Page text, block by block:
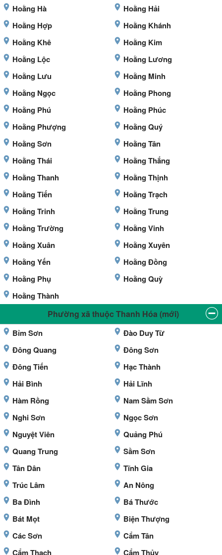
Hoằng Hà
Hoằng Hải
Hoằng Hợp
Hoằng Khánh
Hoằng Khê
Hoằng Kim
Hoằng Lộc
Hoằng Lương
Hoằng Lưu
Hoằng Minh
Hoằng Ngọc
Hoằng Phong
Hoằng Phú
Hoằng Phúc
Hoằng Phượng
Hoằng Quý
Hoằng Sơn
Hoằng Tân
Hoằng Thái
Hoằng Thắng
Hoằng Thanh
Hoằng Thịnh
Hoằng Tiến
Hoằng Trạch
Hoằng Trinh
Hoằng Trung
Hoằng Trường
Hoằng Vinh
Hoằng Xuân
Hoằng Xuyên
Hoằng Yến
Hoằng Đồng
Hoằng Phụ
Hoằng Quỳ
Hoằng Thành
Phường xã thuộc Thanh Hóa (mới)
Bỉm Sơn
Đào Duy Từ
Đông Quang
Đông Sơn
Đông Tiến
Hạc Thành
Hải Bình
Hải Lĩnh
Hàm Rồng
Nam Sầm Sơn
Nghi Sơn
Ngọc Sơn
Nguyệt Viên
Quảng Phú
Quang Trung
Sầm Sơn
Tân Dân
Tĩnh Gia
Trúc Lâm
An Nông
Ba Đình
Bá Thước
Bát Mọt
Biện Thượng
Các Sơn
Cẩm Tân
Cẩm Thạch
Cẩm Thủy